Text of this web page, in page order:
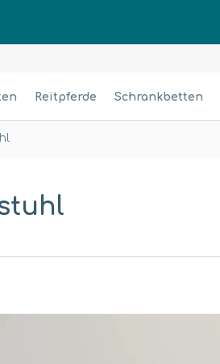
Reitpferde Schrankbetten